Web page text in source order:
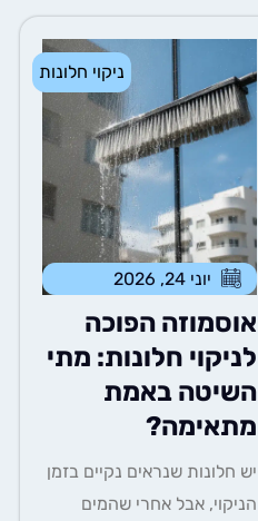
ניקוי חלונות
יוני 24, 2026
אוסמוזה הפוכה
לניקוי חלונות: מתי
השיטה באמת
מתאימה?
יש חלונות שנראים נקיים בזמן
הניקוי, אבל אחרי שהמים